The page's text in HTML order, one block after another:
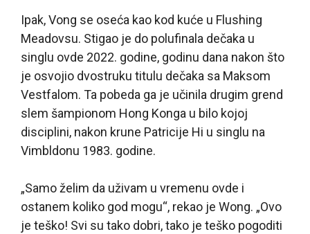
Ipak, Vong se oseća kao kod kuće u Flushing
Meadovsu. Stigao je do polufinala dečaka u
singlu ovde 2022. godine, godinu dana nakon što
je osvojio dvostruku titulu dečaka sa Maksom
Vestfalom. Ta pobeda ga je učinila drugim grend
slem šampionom Hong Konga u bilo kojoj
disciplini, nakon krune Patricije Hi u singlu na
Vimbldonu 1983. godine.
„Samo želim da uživam u vremenu ovde i
ostanem koliko god mogu“, rekao je Wong. „Ovo
je teško! Svi su tako dobri, tako je teško pogoditi